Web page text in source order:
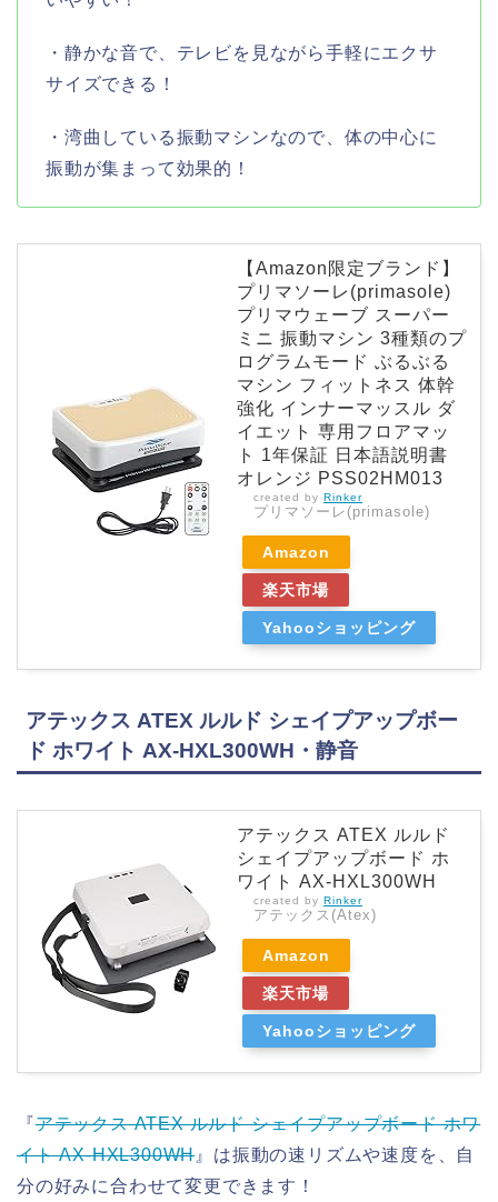
・静かな音で、テレビを見ながら手軽にエクサ
サイズできる！
・湾曲している振動マシンなので、体の中心に
振動が集まって効果的！
【Amazon限定ブランド】
プリマソーレ(primasole)
プリマウェーブ スーパー
ミニ 振動マシン 3種類のプ
ログラムモード ぶるぶる
マシン フィットネス 体幹
強化 インナーマッスル ダ
イエット 専用フロアマッ
ト 1年保証 日本語説明書
オレンジ PSS02HM013
created by Rinker
プリマソーレ(primasole)
Amazon
楽天市場
Yahooショッピング
アテックス ATEX ルルド シェイプアップボー
ド ホワイト AX-HXL300WH・静音
アテックス ATEX ルルド
シェイプアップボード ホ
ワイト AX-HXL300WH
created by Rinker
アテックス(Atex)
Amazon
楽天市場
Yahooショッピング
『アテックス ATEX ルルド シェイプアップボード ホワ
イト AX-HXL300WH』は振動の速リズムや速度を、自
分の好みに合わせて変更できます！